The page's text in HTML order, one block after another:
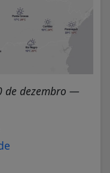
de dezembro —